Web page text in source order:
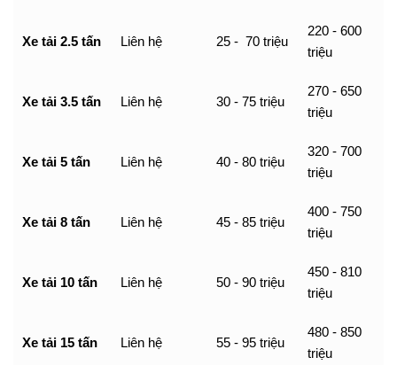
Xe tải 2.5 tấn Liên hệ 25 - 70 triệu
220 - 600
triệu
Xe tải 3.5 tấn Liên hệ 30 - 75 triệu
270 - 650
triệu
Xe tải 5 tấn Liên hệ 40 - 80 triệu
320 - 700
triệu
Xe tải 8 tấn Liên hệ 45 - 85 triệu
400 - 750
triệu
Xe tải 10 tấn Liên hệ 50 - 90 triệu
450 - 810
triệu
Xe tải 15 tấn Liên hệ 55 - 95 triệu
480 - 850
triệu